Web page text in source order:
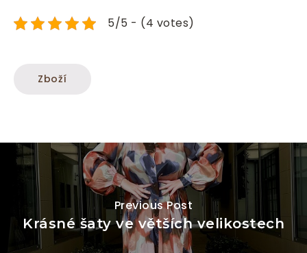
5/5 - (4 votes)
Zboží
Previous Post
Krásné šaty ve větších velikostech